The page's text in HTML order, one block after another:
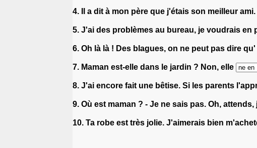
4. Il a dit à mon père que j'étais son meilleur ami.
5. J'ai des problèmes au bureau, je voudrais en
6. Oh là là ! Des blagues, on ne peut pas dire qu'
7. Maman est-elle dans le jardin ? Non, elle
8. J'ai encore fait une bêtise. Si les parents
9. Où est maman ? - Je ne sais pas. Oh, attends,
10. Ta robe est très jolie. J'aimerais bien